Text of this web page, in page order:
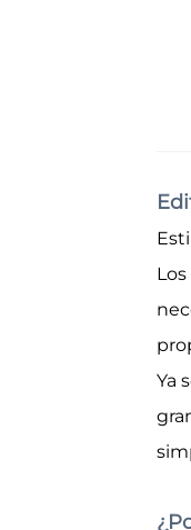
Ya